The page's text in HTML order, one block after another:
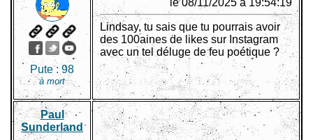
Pute : 98
à mort
le 08/11/2025 à 19:54:19
Lindsay, tu sais que tu pourrais avoir
des 100aines de likes sur Instagram
avec un tel déluge de feu poétique ?
Paul
Sunderland